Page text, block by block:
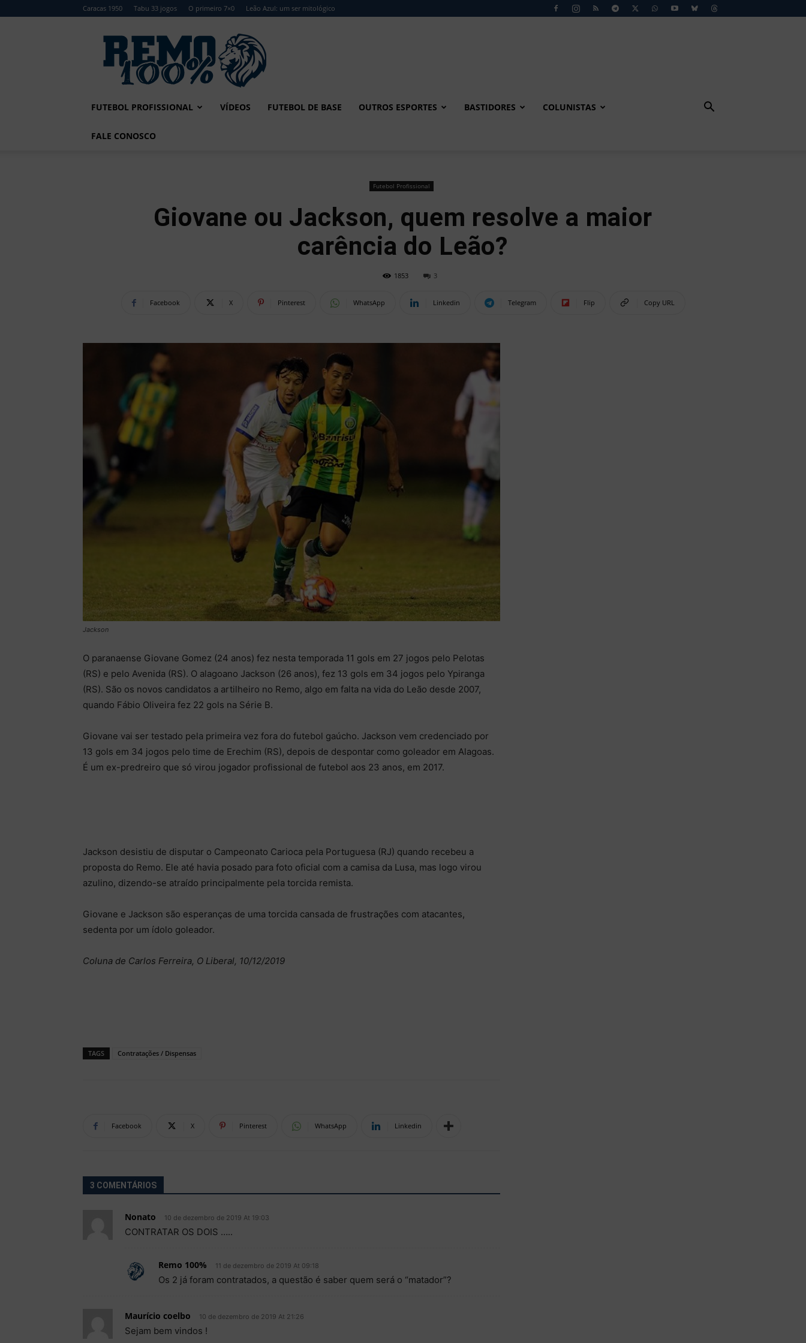
Caracas 1950 Tabu 33 jogos O primeiro 7×0 Leão Azul: um ser mitológico
Remo
FUTEBOL PROFISSIONAL VÍDEOS FUTEBOL DE BASE OUTROS ESPORTES BASTIDORES COLUNISTAS
FALE CONOSCO
Futebol Profissional
Giovane ou Jackson, quem resolve a maior
carência do Leão?
1853 3
Facebook X Pinterest WhatsApp Linkedin Telegram Flip Copy URL
Jackson
O paranaense Giovane Gomez (24 anos) fez nesta temporada 11 gols em 27 jogos pelo Pelotas
(RS) e pelo Avenida (RS). O alagoano Jackson (26 anos), fez 13 gols em 34 jogos pelo Ypiranga
(RS). São os novos candidatos a artilheiro no Remo, algo em falta na vida do Leão desde 2007,
quando Fábio Oliveira fez 22 gols na Série B.
Giovane vai ser testado pela primeira vez fora do futebol gaúcho. Jackson vem credenciado por
13 gols em 34 jogos pelo time de Erechim (RS), depois de despontar como goleador em Alagoas.
É um ex-predreiro que só virou jogador profissional de futebol aos 23 anos, em 2017.
Jackson desistiu de disputar o Campeonato Carioca pela Portuguesa (RJ) quando recebeu a
proposta do Remo. Ele até havia posado para foto oficial com a camisa da Lusa, mas logo virou
azulino, dizendo-se atraído principalmente pela torcida remista.
Giovane e Jackson são esperanças de uma torcida cansada de frustrações com atacantes,
sedenta por um ídolo goleador.
Coluna de Carlos Ferreira, O Liberal, 10/12/2019
TAGS Contratações / Dispensas
Facebook X Pinterest WhatsApp Linkedin
3 COMENTÁRIOS
Nonato 10 de dezembro de 2019 At 19:03
CONTRATAR OS DOIS …..
Remo 100% 11 de dezembro de 2019 At 09:18
Os 2 já foram contratados, a questão é saber quem será o “matador”?
Maurício coelbo 10 de dezembro de 2019 At 21:26
Sejam bem vindos !